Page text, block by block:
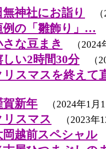
神社にお詣り （
の「雛飾り」…
な豆まき （2024
い2時間30分（
スマスを終えて
新年 （2024年1月
スマス （2023年
越前スペシャル